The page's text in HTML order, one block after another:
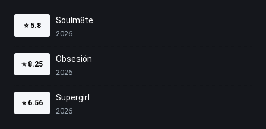
⭐ 5.8
Soulm8te
2026
⭐ 8.25
Obsesión
2026
⭐ 6.56
Supergirl
2026